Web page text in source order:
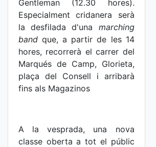
Gentleman (12.30 hores).
Especialment cridanera serà
la desfilada d'una marching
band que, a partir de les 14
hores, recorrerà el carrer del
Marqués de Camp, Glorieta,
plaça del Consell i arribarà
fins als Magazinos
A la vesprada, una nova
classe oberta a tot el públic